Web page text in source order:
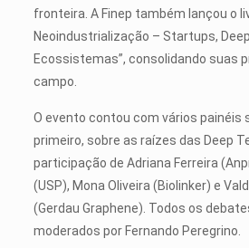
fronteira. A Finep também lançou o
Neoindustrialização – Startups,
Ecossistemas”, consolidando suas
campo.
O evento contou com vários painéis
primeiro, sobre as raízes das Deep
participação de Adriana Ferreira
(USP), Mona Oliveira (Biolinker) e
(Gerdau Graphene). Todos os
moderados por Fernando Peregrino.